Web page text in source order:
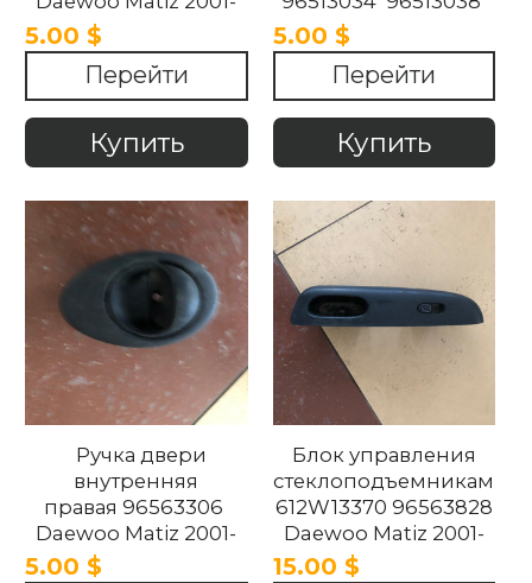
5.00 $
Перейти
Купить
Daewoo Matiz 2001-
2014
5.00 $
Перейти
Купить
Ручка двери
внутренняя
правая 96563306
Daewoo Matiz 2001-
5.00 $
Блок управления
стеклоподъемниками
612W13370 96563828
Daewoo Matiz 2001-
15.00 $